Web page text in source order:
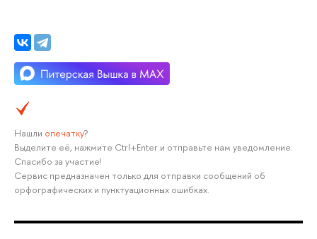
Нашли опечатку?
Выделите её, нажмите Ctrl+Enter и отправьте нам уведомление.
Спасибо за участие!
Сервис предназначен только для отправки сообщений об
орфографических и пунктуационных ошибках.